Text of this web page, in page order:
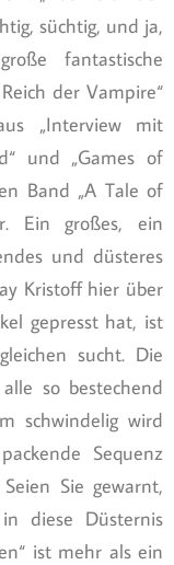
süchtig, und ja,
fantastische
der Vampire“
„Interview mit
und „Games of
Band „A Tale of
Ein großes, ein
und düsteres
Kristoff hier über
gepresst hat, ist
sucht. Die
so bestechend
schwindelig wird
Sequenz
Sie gewarnt,
diese Düsternis
ist mehr als ein